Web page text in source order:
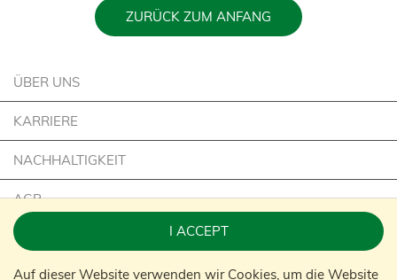
I ACCEPT
Auf dieser Website verwenden wir Cookies, um die Website
ZURÜCK ZUM ANFANG
ÜBER UNS
KARRIERE
NACHHALTIGKEIT
AGB
IMPRESSUM